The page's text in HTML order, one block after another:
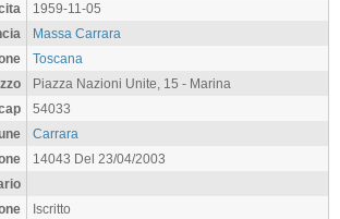
1959-11-05
Massa Carrara
Toscana
Piazza Nazioni Unite, 15 - Marina
54033
Carrara
14043 Del 23/04/2003
Iscritto